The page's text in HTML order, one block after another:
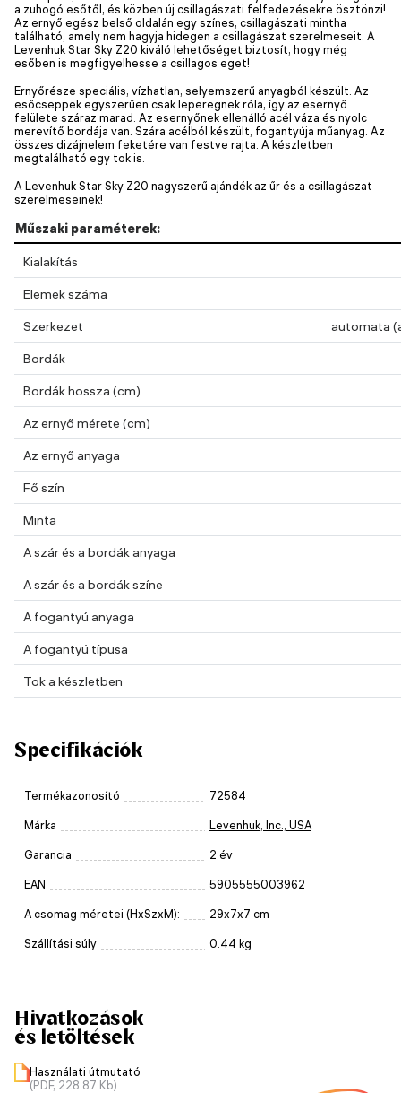
a zuhogó esőtől, és közben új csillagászati felfedezésekre ösztönzi!
Az ernyő egész belső oldalán egy színes, csillagászati mintha
található, amely nem hagyja hidegen a csillagászat szerelmeseit. A
Levenhuk Star Sky Z20 kiváló lehetőséget biztosít, hogy még
esőben is megfigyelhesse a csillagos eget!
Ernyőrésze speciális, vízhatlan, selyemszerű anyagból készült. Az
esőcseppek egyszerűen csak leperegnek róla, így az esernyő
felülete száraz marad. Az esernyőnek ellenálló acél váza és nyolc
merevítő bordája van. Szára acélból készült, fogantyúja műanyag. Az
összes dizájnelem feketére van festve rajta. A készletben
megtalálható egy tok is.
A Levenhuk Star Sky Z20 nagyszerű ajándék az űr és a csillagászat
szerelmeseinek!
Műszaki paraméterek:
Kialakítás
Elemek száma
Szerkezet
automata
Bordák
Bordák hossza (cm)
Az ernyő mérete (cm)
Az ernyő anyaga
Fő szín
Minta
A szár és a bordák anyaga
A szár és a bordák színe
A fogantyú anyaga
A fogantyú típusa
Tok a készletben
Specifikációk
Termékazonosító 72584
Márka Levenhuk, Inc., USA
Garancia 2 év
EAN 5905555003962
A csomag méretei (HxSzxM): 29x7x7 cm
Szállítási súly 0.44 kg
Hivatkozások
és letöltések
Használati útmutató
(PDF, 228.87 Kb)